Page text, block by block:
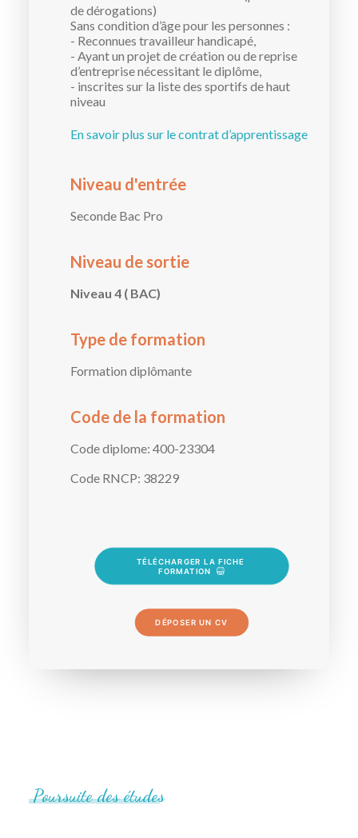
de dérogations)
Sans condition d’âge pour les personnes :
- Reconnues travailleur handicapé,
- Ayant un projet de création ou de reprise
d’entreprise nécessitant le diplôme,
- inscrites sur la liste des sportifs de haut
niveau
En savoir plus sur le contrat d’apprentissage
Niveau d'entrée
Seconde Bac Pro
Niveau de sortie
Niveau 4 ( BAC)
Type de formation
Formation diplômante
Code de la formation
Code diplome: 400-23304
Code RNCP: 38229
TÉLÉCHARGER LA FICHE
FORMATION
DÉPOSER UN CV
Poursuite des études